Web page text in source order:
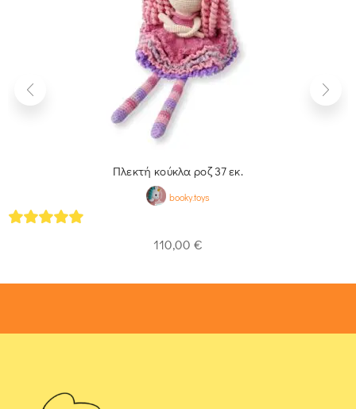
Πλεκτή κούκλα ροζ 37 εκ.
booky.toys
110,00 €